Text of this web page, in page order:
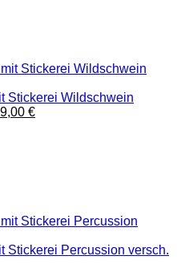
Stickerei Wildschwein
€Aktueller
Stickerei Percussion versch.